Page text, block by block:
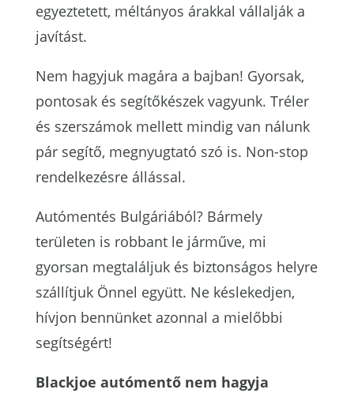
egyeztetett, méltányos árakkal vállalják a
javítást.
Nem hagyjuk magára a bajban! Gyorsak,
pontosak és segítőkészek vagyunk. Tréler
és szerszámok mellett mindig van nálunk
pár segítő, megnyugtató szó is. Non-stop
rendelkezésre állással.
Autómentés Bulgáriából? Bármely
területen is robbant le járműve, mi
gyorsan megtaláljuk és biztonságos helyre
szállítjuk Önnel együtt. Ne késlekedjen,
hívjon bennünket azonnal a mielőbbi
segítségért!
Blackjoe autómentő nem hagyja